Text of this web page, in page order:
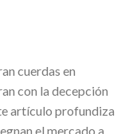
cuerdas en
con la decepción
artículo profundiza
el mercado a